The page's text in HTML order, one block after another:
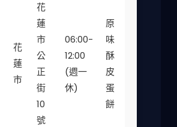
花
蓮
市
花
蓮
市
公
正
街
10
號
06:00-
12:00
(週一
休)
原
味
酥
皮
蛋
餅